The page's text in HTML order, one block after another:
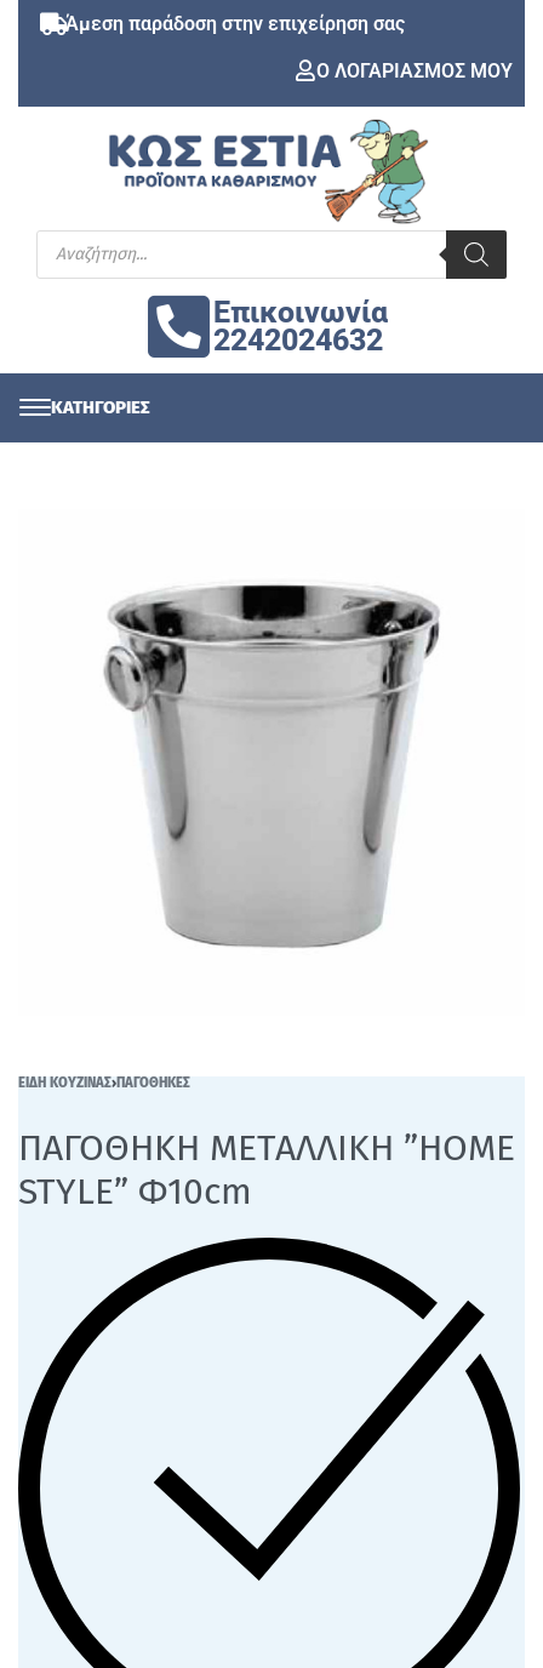
Άμεση παράδοση στην επιχείρηση σας
Ο ΛΟΓΑΡΙΑΣΜΟΣ ΜΟΥ
Επικοινωνία
2242024632
ΕΙΔΗ ΚΟΥΖΙΝΑΣ›ΠΑΓΟΘΗΚΕΣ
ΠΑΓΟΘΗΚΗ ΜΕΤΑΛΛΙΚΗ ”HOME
STYLE” Φ10cm